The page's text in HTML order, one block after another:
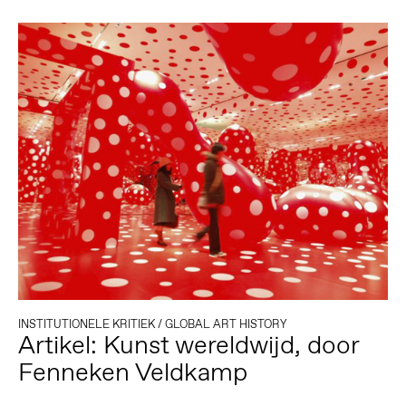
INSTITUTIONELE KRITIEK/GLOBAL ART HISTORY
Artikel: Kunst wereldwijd, door
Fenneken Veldkamp